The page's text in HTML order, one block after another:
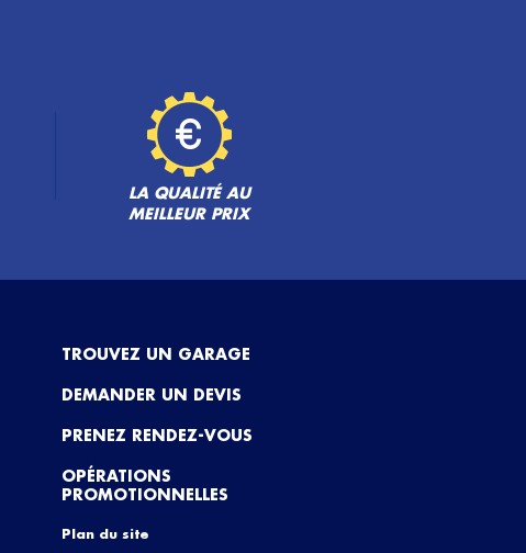
LA QUALITÉ AU
MEILLEUR PRIX
TROUVEZ UN GARAGE
DEMANDER UN DEVIS
PRENEZ RENDEZ-VOUS
OPÉRATIONS
PROMOTIONNELLES
Plan du site